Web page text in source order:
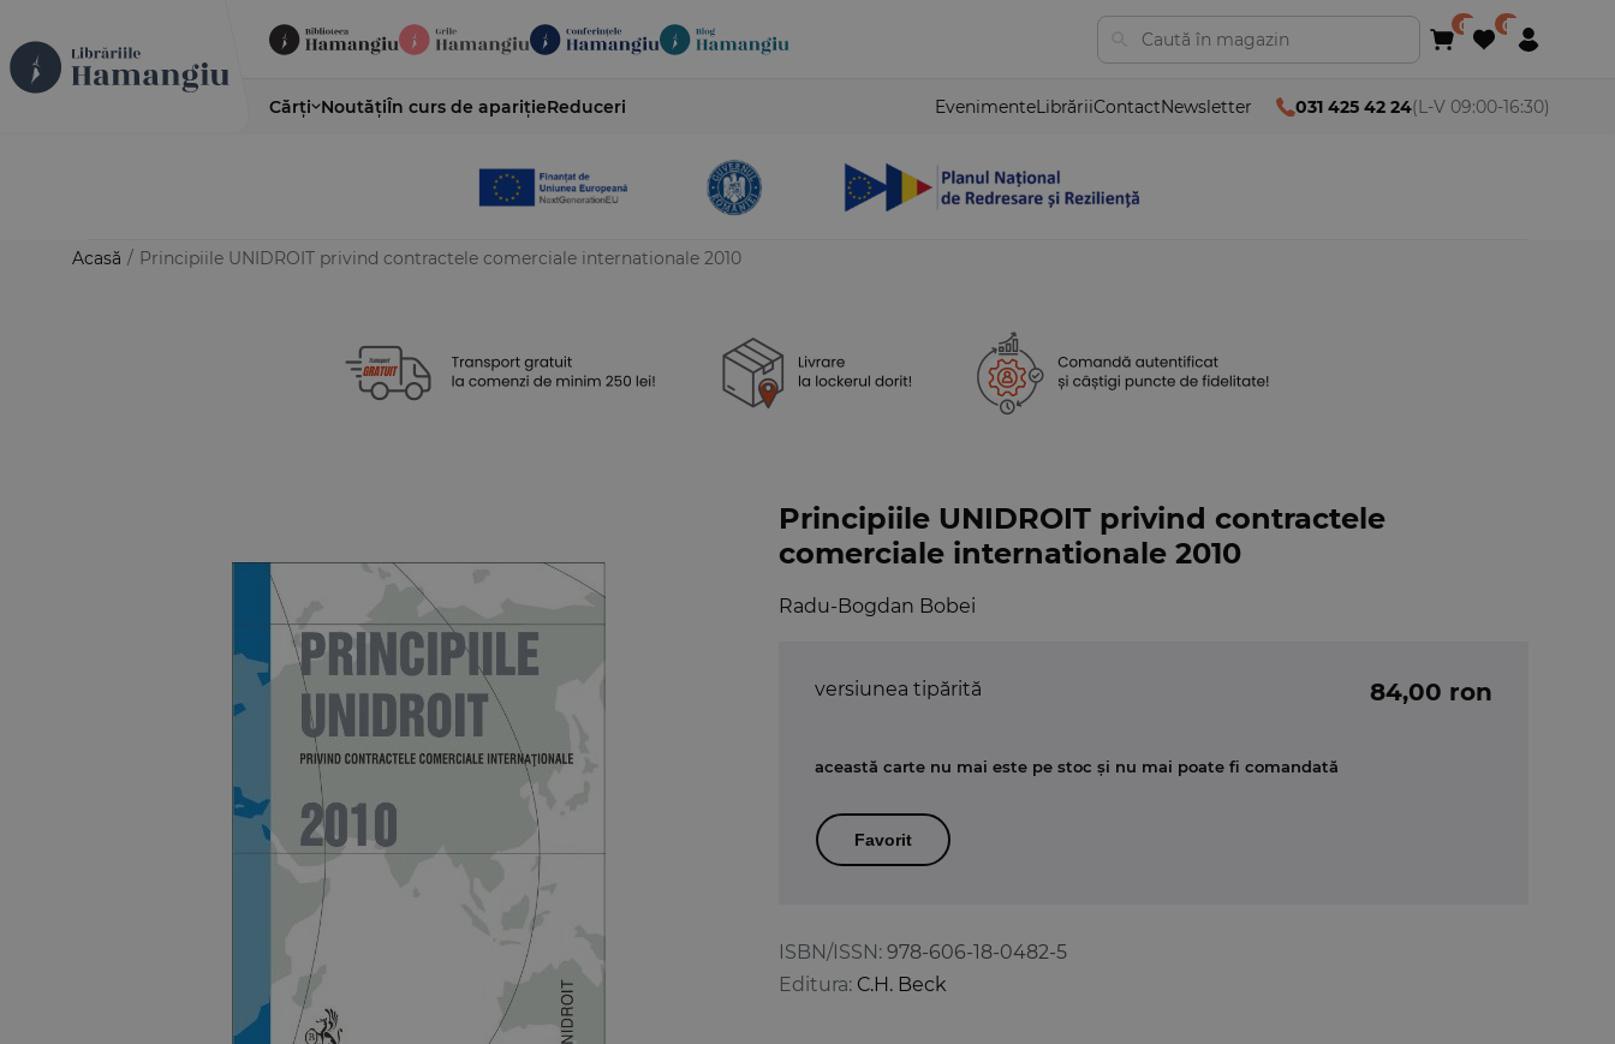
Cărți NoutățiÎn curs de aparițieReduceri EvenimenteLibrăriiContactNewsletter 031 425 42 24(L-V 09:00-16:30)
Acasă / Principiile UNIDROIT privind contractele comerciale internationale 2010
Principiile UNIDROIT privind contractele
comerciale internationale 2010
Radu-Bogdan Bobei
ISBN/ISSN: 978-606-18-0482-5
Editura: C.H. Beck
versiunea tipărită 84,00 ron
această carte nu mai este pe stoc și nu mai poate fi comandată
Favorit